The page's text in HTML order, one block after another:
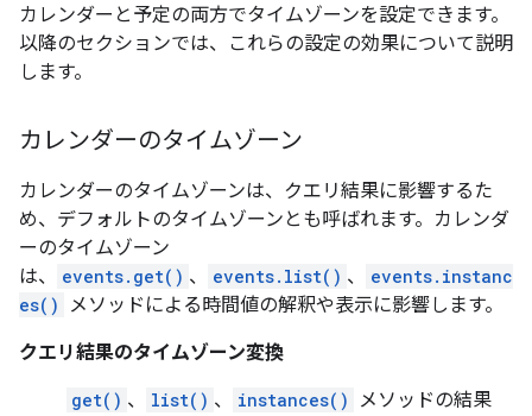
カレンダーと予定の両方でタイムゾーンを設定できます。
以降のセクションでは、これらの設定の効果について説明
します。
カレンダーのタイムゾーン
カレンダーのタイムゾーンは、クエリ結果に影響するた
め、デフォルトのタイムゾーンとも呼ばれます。
カレンダ
ーのタイムゾーン
は、
events.get() 、 events.list() 、
events.instanc
es()
メソッドによる時間値の解釈や表示に影響します。
クエリ結果のタイムゾーン変換
get() 、 list() 、 instances()
メソッドの結果